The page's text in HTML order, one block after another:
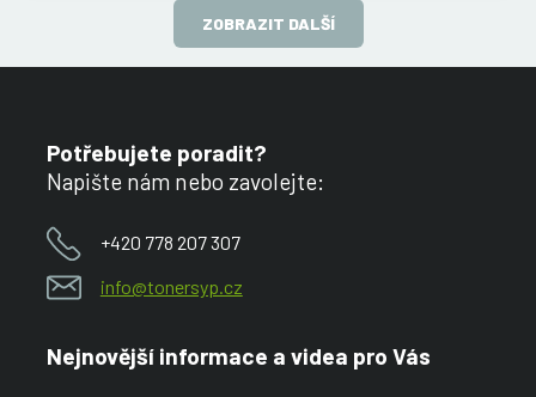
ZOBRAZIT DALŠÍ
Potřebujete poradit?
Napište nám nebo zavolejte:
+420 778 207 307
info@tonersyp.cz
Nejnovější informace a videa pro Vás